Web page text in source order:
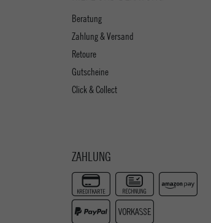
Beratung
Zahlung & Versand
Retoure
Gutscheine
Click & Collect
ZAHLUNG